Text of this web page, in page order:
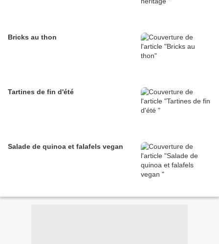
Bricks au thon
Tartines de fin d'été
Salade de quinoa et falafels vegan